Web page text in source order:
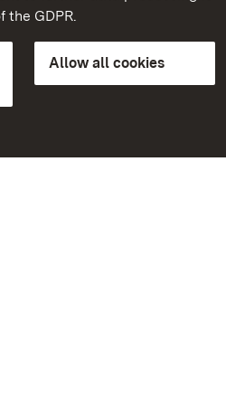
the GDPR.
Allow all cookies
of Baden-Wuerttemberg
access